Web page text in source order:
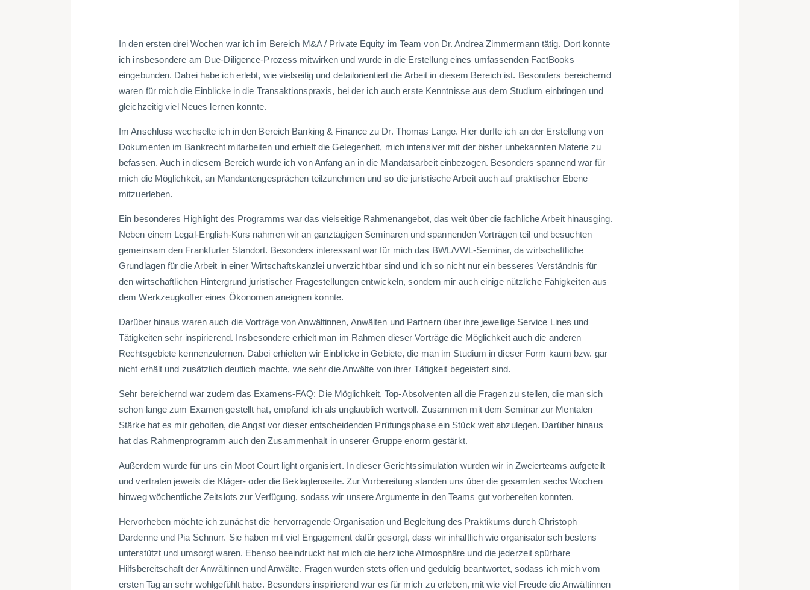
In den ersten drei Wochen war ich im Bereich M&A / Private Equity im Team von Dr. Andrea Zimmermann tätig. Dort konnte
ich insbesondere am Due-Diligence-Prozess mitwirken und wurde in die Erstellung eines umfassenden FactBooks
eingebunden. Dabei habe ich erlebt, wie vielseitig und detailorientiert die Arbeit in diesem Bereich ist. Besonders bereichernd
waren für mich die Einblicke in die Transaktionspraxis, bei der ich auch erste Kenntnisse aus dem Studium einbringen und
gleichzeitig viel Neues lernen konnte.
Im Anschluss wechselte ich in den Bereich Banking & Finance zu Dr. Thomas Lange. Hier durfte ich an der Erstellung von
Dokumenten im Bankrecht mitarbeiten und erhielt die Gelegenheit, mich intensiver mit der bisher unbekannten Materie zu
befassen. Auch in diesem Bereich wurde ich von Anfang an in die Mandatsarbeit einbezogen. Besonders spannend war für
mich die Möglichkeit, an Mandantengesprächen teilzunehmen und so die juristische Arbeit auch auf praktischer Ebene
mitzuerleben.
Ein besonderes Highlight des Programms war das vielseitige Rahmenangebot, das weit über die fachliche Arbeit hinausging.
Neben einem Legal-English-Kurs nahmen wir an ganztägigen Seminaren und spannenden Vorträgen teil und besuchten
gemeinsam den Frankfurter Standort. Besonders interessant war für mich das BWL/VWL-Seminar, da wirtschaftliche
Grundlagen für die Arbeit in einer Wirtschaftskanzlei unverzichtbar sind und ich so nicht nur ein besseres Verständnis für
den wirtschaftlichen Hintergrund juristischer Fragestellungen entwickeln, sondern mir auch einige nützliche Fähigkeiten aus
dem Werkzeugkoffer eines Ökonomen aneignen konnte.
Darüber hinaus waren auch die Vorträge von Anwältinnen, Anwälten und Partnern über ihre jeweilige Service Lines und
Tätigkeiten sehr inspirierend. Insbesondere erhielt man im Rahmen dieser Vorträge die Möglichkeit auch die anderen
Rechtsgebiete kennenzulernen. Dabei erhielten wir Einblicke in Gebiete, die man im Studium in dieser Form kaum bzw. gar
nicht erhält und zusätzlich deutlich machte, wie sehr die Anwälte von ihrer Tätigkeit begeistert sind.
Sehr bereichernd war zudem das Examens-FAQ: Die Möglichkeit, Top-Absolventen all die Fragen zu stellen, die man sich
schon lange zum Examen gestellt hat, empfand ich als unglaublich wertvoll. Zusammen mit dem Seminar zur Mentalen
Stärke hat es mir geholfen, die Angst vor dieser entscheidenden Prüfungsphase ein Stück weit abzulegen. Darüber hinaus
hat das Rahmenprogramm auch den Zusammenhalt in unserer Gruppe enorm gestärkt.
Außerdem wurde für uns ein Moot Court light organisiert. In dieser Gerichtssimulation wurden wir in Zweierteams aufgeteilt
und vertraten jeweils die Kläger- oder die Beklagtenseite. Zur Vorbereitung standen uns über die gesamten sechs Wochen
hinweg wöchentliche Zeitslots zur Verfügung, sodass wir unsere Argumente in den Teams gut vorbereiten konnten.
Hervorheben möchte ich zunächst die hervorragende Organisation und Begleitung des Praktikums durch Christoph
Dardenne und Pia Schnurr. Sie haben mit viel Engagement dafür gesorgt, dass wir inhaltlich wie organisatorisch bestens
unterstützt und umsorgt waren. Ebenso beeindruckt hat mich die herzliche Atmosphäre und die jederzeit spürbare
Hilfsbereitschaft der Anwältinnen und Anwälte. Fragen wurden stets offen und geduldig beantwortet, sodass ich mich vom
ersten Tag an sehr wohlgefühlt habe. Besonders inspirierend war es für mich zu erleben, mit wie viel Freude die Anwältinnen